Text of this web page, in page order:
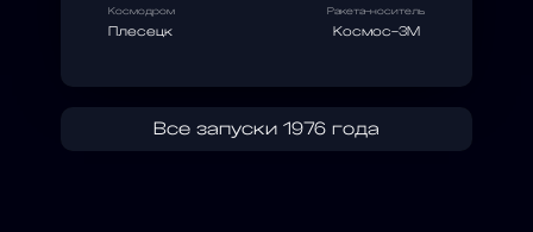
Космодром
Плесецк
Ракета-носитель
Космос-3М
Все запуски 1976 года